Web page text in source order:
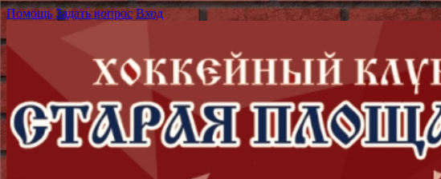
Помощь Задать вопрос Вход